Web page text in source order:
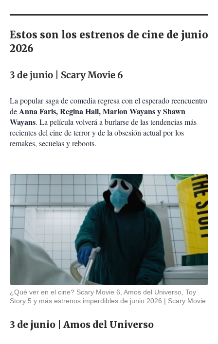
Estos son los estrenos de cine de junio
2026
3 de junio | Scary Movie 6
La popular saga de comedia regresa con el esperado reencuentro
deAnna Faris, Regina Hall, Marlon Wayans y Shawn
Wayans. La película volverá a burlarse de las tendencias más
recientes del cine de terror y de la obsesión actual por los
remakes, secuelas y reboots.
¿Qué ver en el cine? Scary Movie 6, Amos del Universo, Toy
Story 5 y más estrenos imperdibles de junio 2026
Scary Movie
3 de junio | Amos del Universo